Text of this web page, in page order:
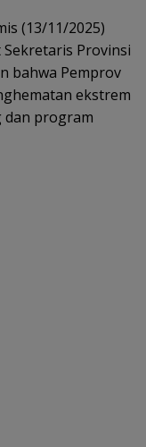
(13/11/2025)
Provinsi
bahwa Pemprov
ekstrem
dan program